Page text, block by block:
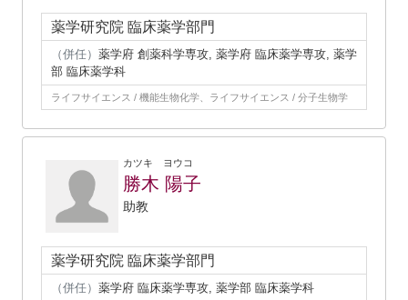
薬学研究院 臨床薬学部門
（併任） 薬学府 創薬科学専攻, 薬学府 臨床薬学専攻, 薬学
部 臨床薬学科
ライフサイエンス / 機能生物化学、ライフサイエンス / 分子生物学
カツキ ヨウコ
勝木 陽子
助教
薬学研究院 臨床薬学部門
（併任） 薬学府 臨床薬学専攻, 薬学部 臨床薬学科